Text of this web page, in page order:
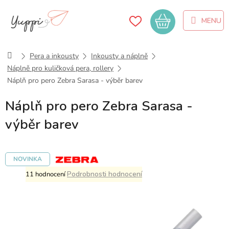
obsah
Nákupní
košík
DomůPera a inkousty
Inkousty a náplně
Náplně pro kuličková pera, rollery
Náplň pro pero Zebra Sarasa - výběr barev
Náplň pro pero Zebra Sarasa -
výběr barev
NOVINKA
Průměrné
hodnocení
11 hodnoceníPodrobnosti hodnocení